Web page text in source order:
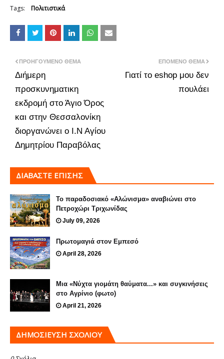
Tags: Πολιτιστικά
ΕΠΌΜΕΝΟ ΘΈΜΑ
Γιατί το eshop μου δεν
πουλάει
ΠΡΟΗΓΟΎΜΕΝΟ ΘΈΜΑ
Διήμερη
προσκυνηματικη
εκδρομή στο Άγιο Όρος
και στην Θεσσαλονίκη
διοργανώνει ο Ι.Ν Αγίου
Δημητρίου Παραβόλας
ΔΙΑΒΑΣΤΕ ΕΠΙΣΗΣ
Το παραδοσιακό «Αλώνισμα» αναβιώνει στο
Πετροχώρι Τριχωνίδας
July 09, 2026
Πρωτομαγιά στον Εμπεσό
April 28, 2026
Μια «Νύχτα γιομάτη θαύματα...» και συγκινήσεις
στο Αγρίνιο (φωτο)
April 21, 2026
ΔΗΜΟΣΊΕΥΣΗ ΣΧΟΛΊΟΥ